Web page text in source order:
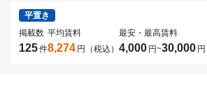
平置き
掲載数
125件
平均賃料
8,274 円（税込）
最安・最高賃料
4,000 円~30,000 円